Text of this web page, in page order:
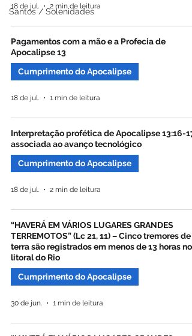
Santos / Solenidades
18 de jul. 2 min de leitura
Pagamentos com a mão e a Profecia de
Apocalipse 13
Cumprimento do Apocalipse
18 de jul. 1 min de leitura
Interpretação profética de Apocalipse 13:16-17
associada ao avanço tecnológico
Cumprimento do Apocalipse
18 de jul. 2 min de leitura
“HAVERÁ EM VÁRIOS LUGARES GRANDES
TERREMOTOS” (Lc 21, 11) – Cinco tremores de
terra são registrados em menos de 13 horas no
litoral do Rio
Cumprimento do Apocalipse
30 de jun. 1 min de leitura